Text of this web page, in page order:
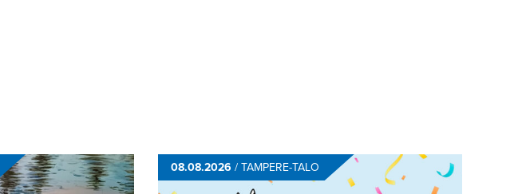
08.08.2026 /TAMPERE-TALO